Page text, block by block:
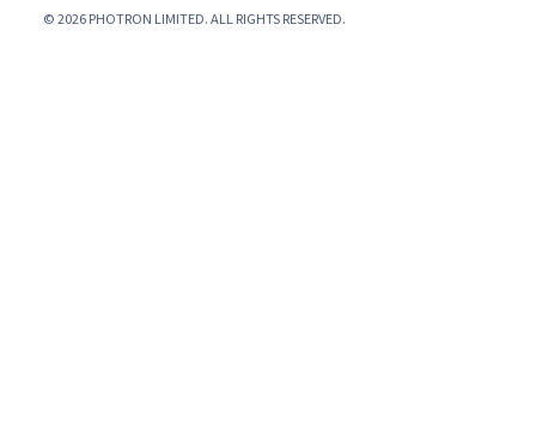
© 2026 PHOTRON LIMITED. ALL RIGHTS RESERVED.